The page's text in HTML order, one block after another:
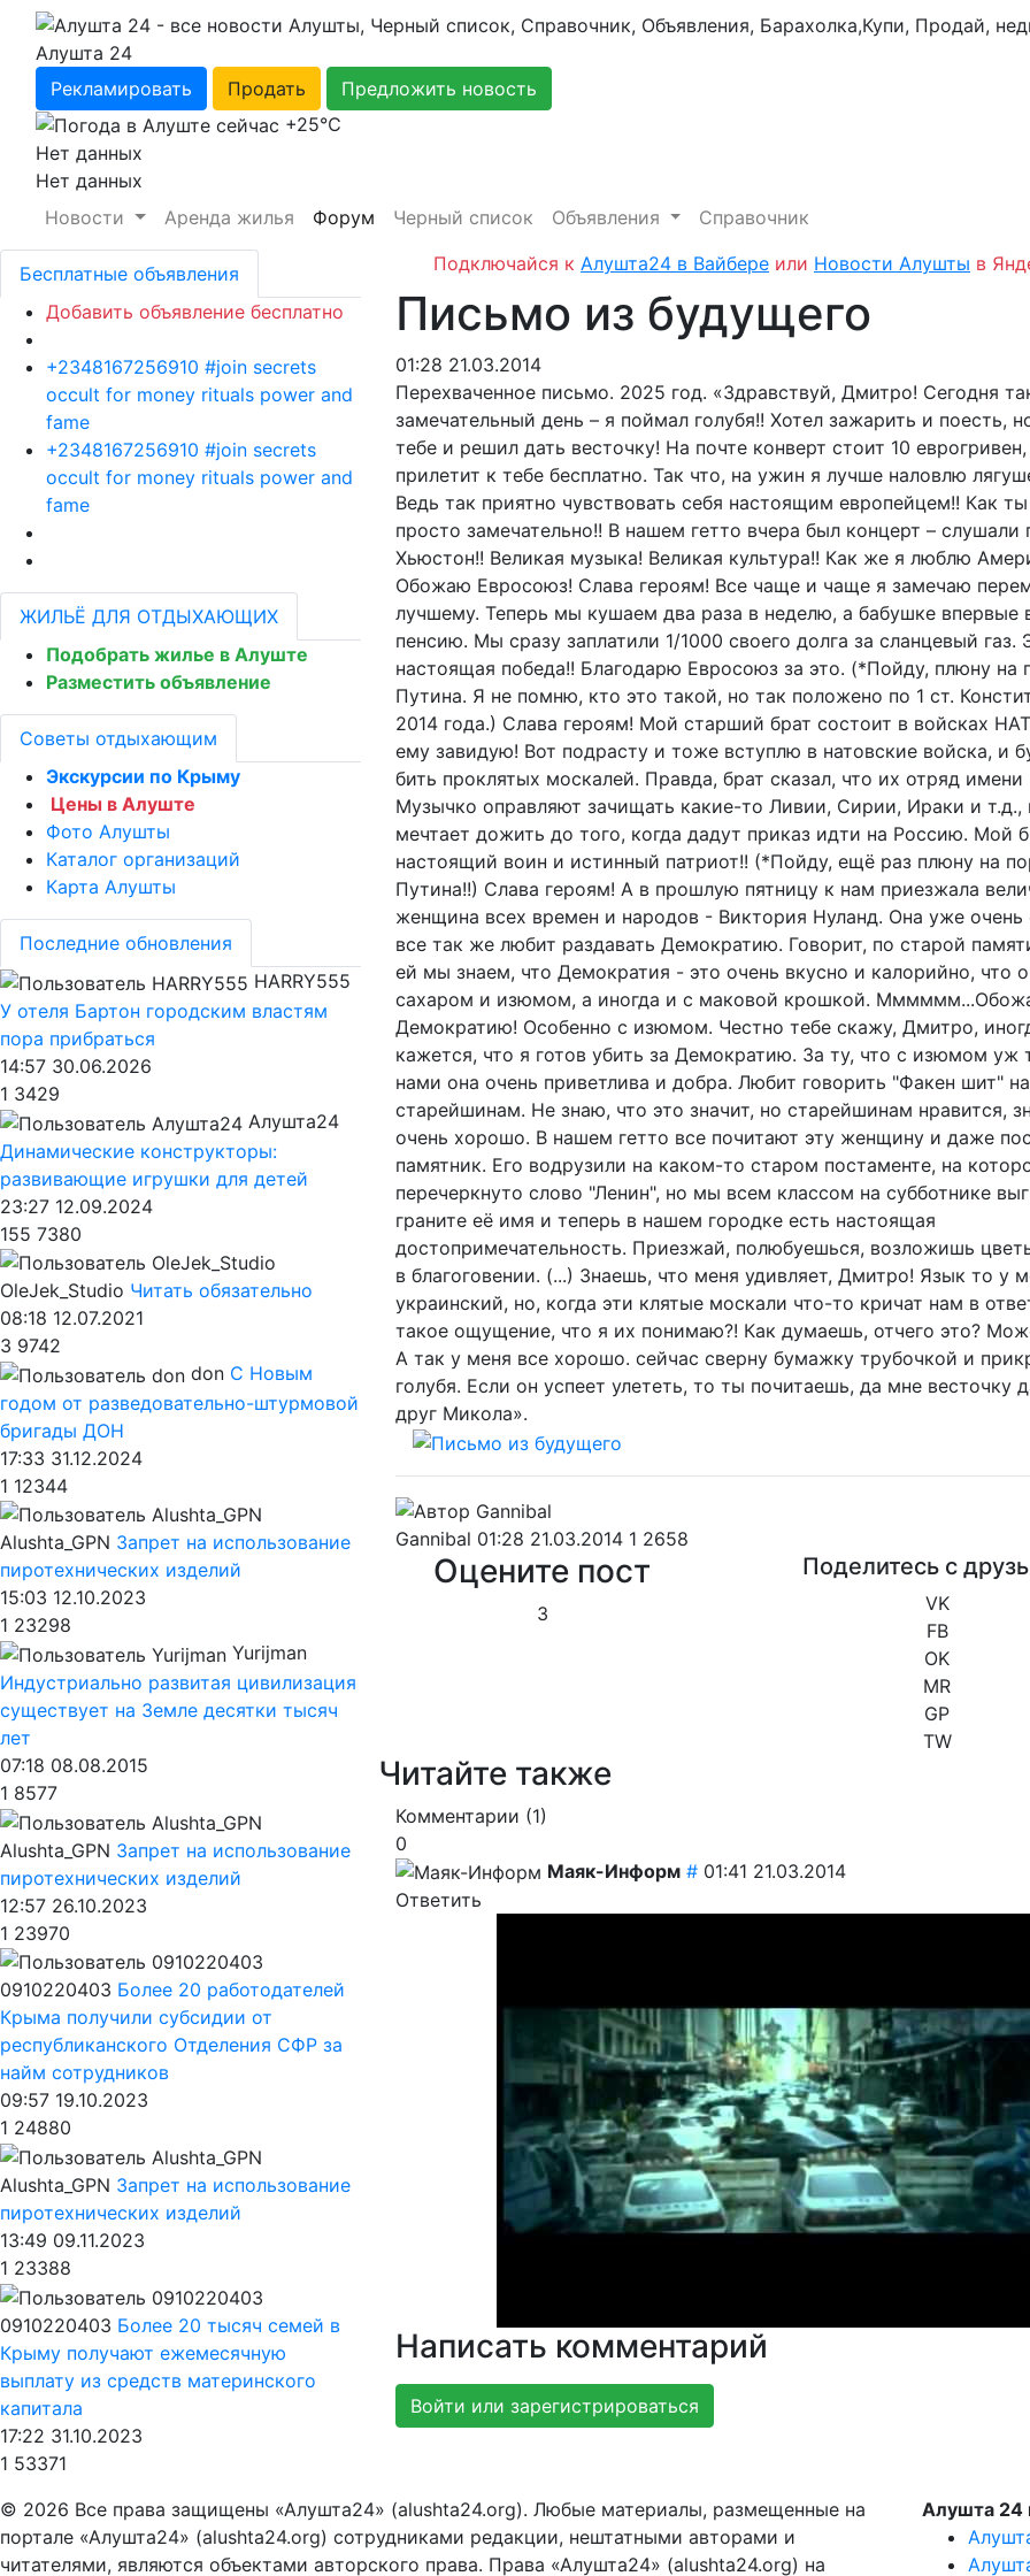
Алушта 24
Рекламировать
Продать
Предложить новость
+25℃
Нет данных
Нет данных
Новости
Аренда жилья Форум Черный список Объявления
Справочник
Подключайся к Алушта24 в Вайбере или Новости Алушты в
Письмо из будущего
01:28 21.03.2014
Перехваченное письмо. 2025 год. «Здравствуй, Дмитро! Сегодня
замечательный день – я поймал голубя!! Хотел зажарить и поесть,
тебе и решил дать весточку! На почте конверт стоит 10 еврогривен,
прилетит к тебе бесплатно. Так что, на ужин я лучше наловлю
Ведь так приятно чувствовать себя настоящим европейцем!! Как
просто замечательно!! В нашем гетто вчера был концерт – слушали
Хьюстон!! Великая музыка! Великая культура!! Как же я люблю
Обожаю Евросоюз! Слава героям! Все чаще и чаще я замечаю
лучшему. Теперь мы кушаем два раза в неделю, а бабушке впервые
пенсию. Мы сразу заплатили 1/1000 своего долга за сланцевый газ.
настоящая победа!! Благодарю Евросоюз за это. (*Пойду, плюну на
Путина. Я не помню, кто это такой, но так положено по 1 ст.
2014 года.) Слава героям! Мой старший брат состоит в войсках
ему завидую! Вот подрасту и тоже вступлю в натовские войска, и
бить проклятых москалей. Правда, брат сказал, что их отряд
Музычко оправляют зачищать какие-то Ливии, Сирии, Ираки и т.д.,
мечтает дожить до того, когда дадут приказ идти на Россию. Мой
настоящий воин и истинный патриот!! (*Пойду, ещё раз плюну на
Путина!!) Слава героям! А в прошлую пятницу к нам приезжала
женщина всех времен и народов - Виктория Нуланд. Она уже очень
все так же любит раздавать Демократию. Говорит, по старой
ей мы знаем, что Демократия - это очень вкусно и калорийно, что
сахаром и изюмом, а иногда и с маковой крошкой.
Демократию! Особенно с изюмом. Честно тебе скажу, Дмитро,
кажется, что я готов убить за Демократию. За ту, что с изюмом уж
нами она очень приветлива и добра. Любит говорить "Факен шит"
старейшинам. Не знаю, что это значит, но старейшинам нравится,
очень хорошо. В нашем гетто все почитают эту женщину и даже
памятник. Его водрузили на каком-то старом постаменте, на
перечеркнуто слово "Ленин", но мы всем классом на субботнике
граните её имя и теперь в нашем городке есть настоящая
достопримечательность. Приезжай, полюбуешься, возложишь
в благоговении. (...) Знаешь, что меня удивляет, Дмитро! Язык то у
украинский, но, когда эти клятые москали что-то кричат нам в
такое ощущение, что я их понимаю?! Как думаешь, отчего это?
А так у меня все хорошо. сейчас сверну бумажку трубочкой и
голубя. Если он успеет улететь, то ты почитаешь, да мне весточку
друг Микола».
Gannibal 01:28 21.03.2014 1 2658
Оцените пост
3
Поделитесь с
VK
FB
OK
MR
GP
TW
Читайте также
Комментарии (1)
0
Маяк-Информ # 01:41 21.03.2014
Ответить
Написать комментарий
Войти или зарегистрироваться
Бесплатные объявления
Добавить объявление бесплатно
+2348167256910 #join secrets
occult for money rituals power and
fame
+2348167256910 #join secrets
occult for money rituals power and
fame
ЖИЛЬЁ ДЛЯ ОТДЫХАЮЩИХ
Подобрать жилье в Алуште
Разместить объявление
Советы отдыхающим
Экскурсии по Крыму
Цены в Алуште
Фото Алушты
Каталог организаций
Карта Алушты
Последние обновления
HARRY555
У отеля Бартон городским властям
пора прибраться
14:57 30.06.2026
1 3429
Алушта24
Динамические конструкторы:
развивающие игрушки для детей
23:27 12.09.2024
155 7380
OleJek_Studio Читать обязательно
08:18 12.07.2021
3 9742
don С Новым
годом от разведовательно-штурмовой
бригады ДОН
17:33 31.12.2024
1 12344
Alushta_GPN Запрет на использование
пиротехнических изделий
15:03 12.10.2023
1 23298
Yurijman
Индустриально развитая цивилизация
существует на Земле десятки тысяч
лет
07:18 08.08.2015
1 8577
Alushta_GPN Запрет на использование
пиротехнических изделий
12:57 26.10.2023
1 23970
0910220403 Более 20 работодателей
Крыма получили субсидии от
республиканского Отделения СФР за
найм сотрудников
09:57 19.10.2023
1 24880
Alushta_GPN Запрет на использование
пиротехнических изделий
13:49 09.11.2023
1 23388
0910220403 Более 20 тысяч семей в
Крыму получают ежемесячную
выплату из средств материнского
капитала
17:22 31.10.2023
1 53371
© 2026 Все права защищены «Алушта24» (alushta24.org). Любые материалы, размещенные на
портале «Алушта24» (alushta24.org) сотрудниками редакции, нештатными авторами и
читателями, являются объектами авторского права. Права «Алушта24» (alushta24.org) на
Алушта 24